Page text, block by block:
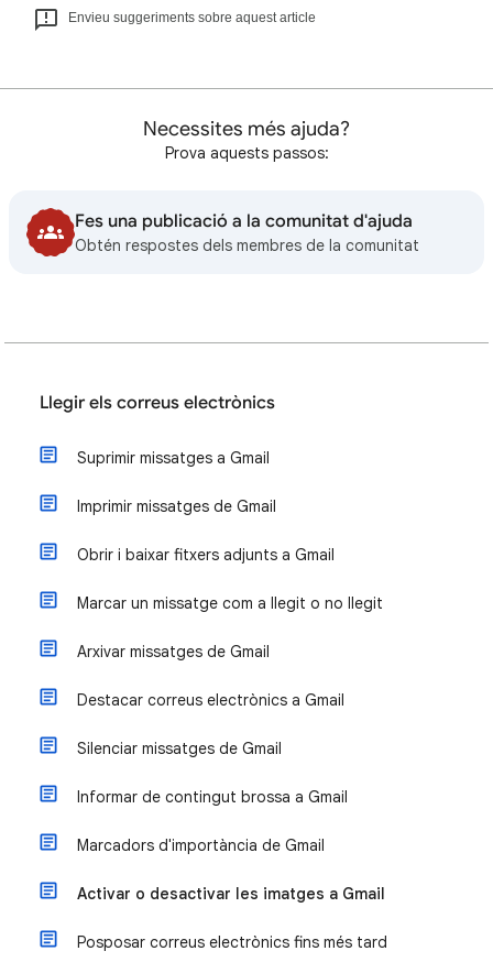
Envieu suggeriments sobre aquest article
Necessites més ajuda?
Prova aquests passos:
Fes una publicació a la comunitat d'ajuda
Obtén respostes dels membres de la comunitat
Llegir els correus electrònics
Suprimir missatges a Gmail
Imprimir missatges de Gmail
Obrir i baixar fitxers adjunts a Gmail
Marcar un missatge com a llegit o no llegit
Arxivar missatges de Gmail
Destacar correus electrònics a Gmail
Silenciar missatges de Gmail
Informar de contingut brossa a Gmail
Marcadors d'importància de Gmail
Activar o desactivar les imatges a Gmail
Posposar correus electrònics fins més tard